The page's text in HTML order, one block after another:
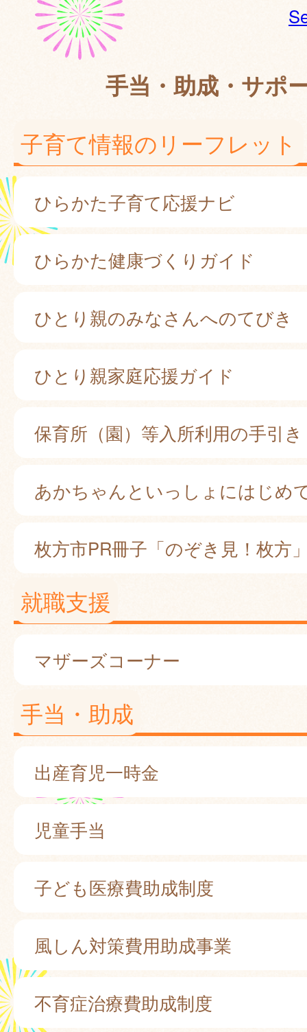
手当・助成・サポ
子育て情報のリーフレット
ひらかた子育て応援ナビ
ひらかた健康づくりガイド
ひとり親のみなさんへのてびき
ひとり親家庭応援ガイド
保育所（園）等入所利用の手引き
あかちゃんといっしょにはじめ
枚方市PR冊子「のぞき見！枚方
就職支援
マザーズコーナー
手当・助成
出産育児一時金
児童手当
子ども医療費助成制度
風しん対策費用助成事業
不育症治療費助成制度